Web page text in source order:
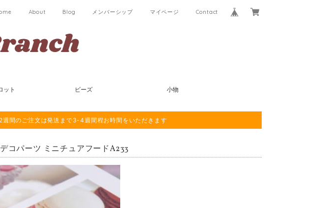
About Blog メンバーシップ マイページ Contact
ット ビーズ 小物
間のご注文は発送まで3-4週間程お時間をいただきます
コパーツ ミニチュアフードA233